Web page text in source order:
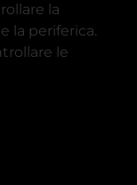
la
la periferica.
le